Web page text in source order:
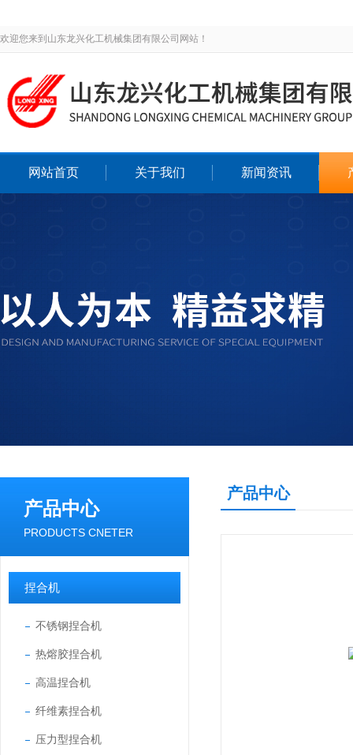
欢迎您来到山东龙兴化工机械集团有限公司网站！
网站首页 关于我们 新闻资讯
产品中心
PRODUCTS CNETER
捏合机
不锈钢捏合机
热熔胶捏合机
高温捏合机
纤维素捏合机
压力型捏合机
产品中心